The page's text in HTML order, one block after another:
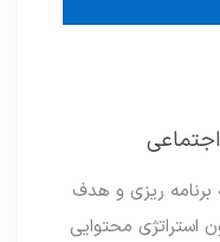
برنامه ریزی و هدف
استراتژی محتوایی